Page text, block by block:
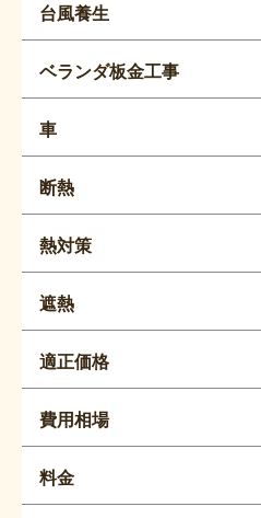
台風養生
ベランダ板金工事
車
断熱
熱対策
遮熱
適正価格
費用相場
料金